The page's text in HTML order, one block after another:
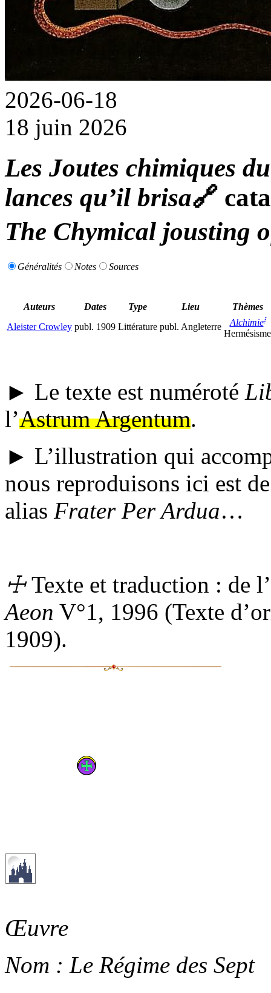
2026-06-18
18 juin 2026
Les Joutes chimiques
lances qu’il brisa🔗
The Chymical jousting
Généralités Notes Sources
Auteurs Dates Type Lieu
Thèmes
Aleister Crowley publ. 1909 Littérature publ. Angleterre Alchimie፧
Hermésisme
► Le texte est numéroté
l’Astrum Argentum.
► L’illustration qui
nous reproduisons ici est
alias Frater Per Ardua…
☩Texte et traduction : de
Aeon V°1, 1996 (Texte
1909).
Œuvre
Nom : Le Régime des Sept